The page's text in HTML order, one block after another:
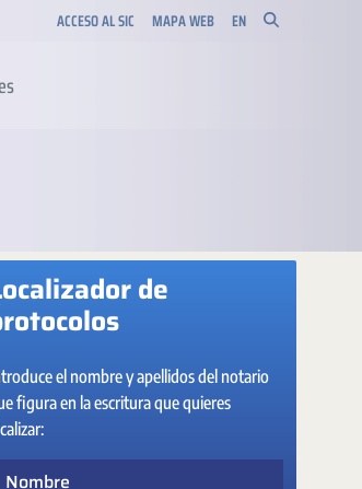
ACCESO AL SIC MAPA WEB EN
de
el nombre y apellidos del notario
figura en la escritura que quieres